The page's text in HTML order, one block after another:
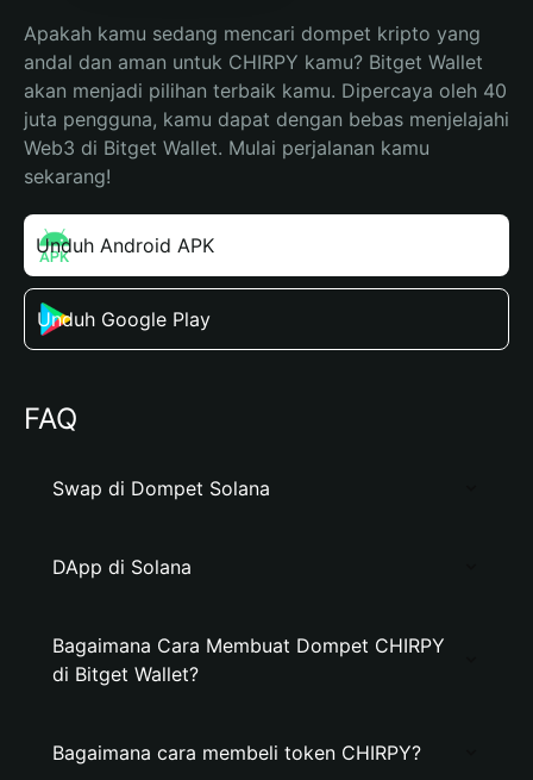
Apakah kamu sedang mencari dompet kripto yang
andal dan aman untuk CHIRPY kamu? Bitget Wallet
akan menjadi pilihan terbaik kamu. Dipercaya oleh 40
juta pengguna, kamu dapat dengan bebas menjelajahi
Web3 di Bitget Wallet. Mulai perjalanan kamu
sekarang!
Unduh Android APK
Unduh Google Play
FAQ
Swap di Dompet Solana
DApp di Solana
Bagaimana Cara Membuat Dompet CHIRPY
di Bitget Wallet?
Bagaimana cara membeli token CHIRPY?